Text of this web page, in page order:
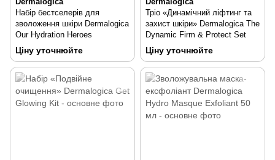
Набір бестселерів для
зволоження шкіри Dermalogica
Our Hydration Heroes
Ціну уточнюйте
Тріо «Динамічний ліфтинг та
захист шкіри» Dermalogica The
Dynamic Firm & Protect Set
Ціну уточнюйте